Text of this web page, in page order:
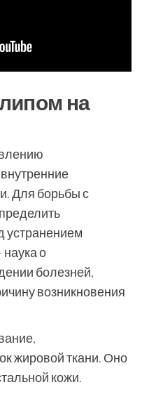
на
Для борьбы с
устранением
о
болезней,
возникновения
жировой ткани. Оно
кожи.